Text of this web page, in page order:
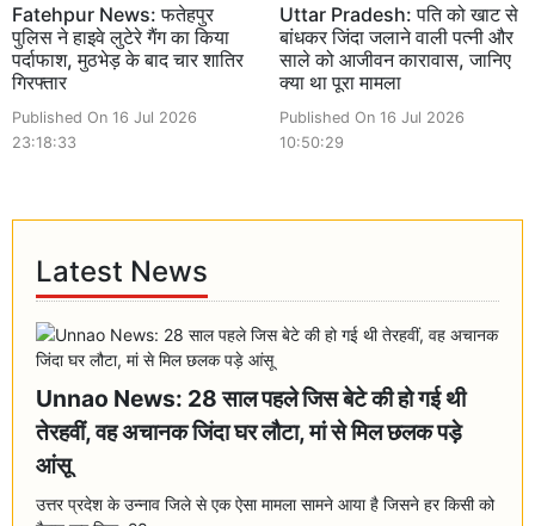
Fatehpur News: फतेहपुर
पुलिस ने हाइवे लुटेरे गैंग का किया
पर्दाफाश, मुठभेड़ के बाद चार शातिर
गिरफ्तार
Published On 16 Jul 2026
23:18:33
Uttar Pradesh: पति को खाट से
बांधकर जिंदा जलाने वाली पत्नी और
साले को आजीवन कारावास, जानिए
क्या था पूरा मामला
Published On 16 Jul 2026
10:50:29
Latest News
Unnao News: 28 साल पहले जिस बेटे की हो गई थी
तेरहवीं, वह अचानक जिंदा घर लौटा, मां से मिल छलक पड़े
आंसू
उत्तर प्रदेश के उन्नाव जिले से एक ऐसा मामला सामने आया है जिसने हर किसी को